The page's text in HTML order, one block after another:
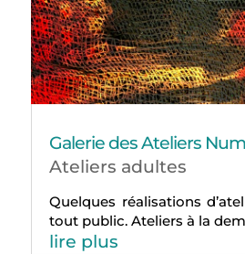
Galerie des Ateliers
Ateliers adultes
Quelques réalisations
tout public. Ateliers à la
lire plus